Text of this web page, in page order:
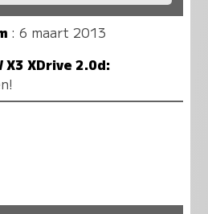
: 6 maart 2013
X3 XDrive 2.0d: